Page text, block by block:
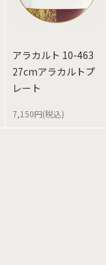
アラカルト 10-463
27cmアラカルトプ
レート
7,150円(税込)